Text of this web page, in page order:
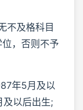
不及格科目
，否则不予
年5月及以
以后出生;